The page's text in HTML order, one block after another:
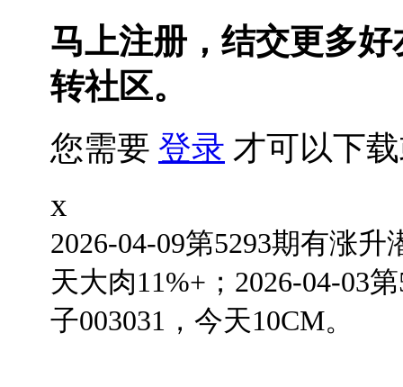
马上注册，结交更多
转社区。
您需要 登录 才可以下
x
2026-04-09第5293期有涨升
天大肉11%+； 2026-04-03
子003031，今天10CM。